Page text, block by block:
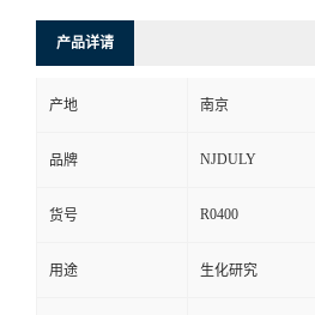
产品详请
产地 南京
品牌 NJDULY
货号 R0400
用途 生化研究